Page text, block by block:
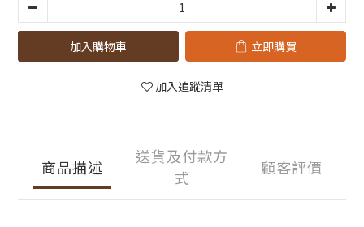
加入購物車 立即購買
加入追蹤清單
商品描述
送貨及付款方
式
顧客評價